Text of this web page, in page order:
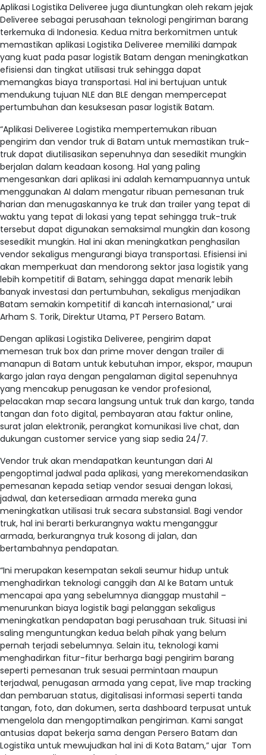
Aplikasi Logistika Deliveree juga diuntungkan oleh rekam jejak
Deliveree sebagai perusahaan teknologi pengiriman barang
terkemuka di Indonesia. Kedua mitra berkomitmen untuk
memastikan aplikasi Logistika Deliveree memiliki dampak
yang kuat pada pasar logistik Batam dengan meningkatkan
efisiensi dan tingkat utilisasi truk sehingga dapat
memangkas biaya transportasi. Hal ini bertujuan untuk
mendukung tujuan NLE dan BLE dengan mempercepat
pertumbuhan dan kesuksesan pasar logistik Batam.
“Aplikasi Deliveree Logistika mempertemukan ribuan
pengirim dan vendor truk di Batam untuk memastikan truk-
truk dapat diutilisasikan sepenuhnya dan sesedikit mungkin
berjalan dalam keadaan kosong. Hal yang paling
mengesankan dari aplikasi ini adalah kemampuannya untuk
menggunakan AI dalam mengatur ribuan pemesanan truk
harian dan menugaskannya ke truk dan trailer yang tepat di
waktu yang tepat di lokasi yang tepat sehingga truk-truk
tersebut dapat digunakan semaksimal mungkin dan kosong
sesedikit mungkin. Hal ini akan meningkatkan penghasilan
vendor sekaligus mengurangi biaya transportasi. Efisiensi ini
akan memperkuat dan mendorong sektor jasa logistik yang
lebih kompetitif di Batam, sehingga dapat menarik lebih
banyak investasi dan pertumbuhan, sekaligus menjadikan
Batam semakin kompetitif di kancah internasional,” urai
Arham S. Torik, Direktur Utama, PT Persero Batam.
Dengan aplikasi Logistika Deliveree, pengirim dapat
memesan truk box dan prime mover dengan trailer di
manapun di Batam untuk kebutuhan impor, ekspor, maupun
kargo jalan raya dengan pengalaman digital sepenuhnya
yang mencakup penugasan ke vendor profesional,
pelacakan map secara langsung untuk truk dan kargo, tanda
tangan dan foto digital, pembayaran atau faktur online,
surat jalan elektronik, perangkat komunikasi live chat, dan
dukungan customer service yang siap sedia 24/7.
Vendor truk akan mendapatkan keuntungan dari AI
pengoptimal jadwal pada aplikasi, yang merekomendasikan
pemesanan kepada setiap vendor sesuai dengan lokasi,
jadwal, dan ketersediaan armada mereka guna
meningkatkan utilisasi truk secara substansial. Bagi vendor
truk, hal ini berarti berkurangnya waktu menganggur
armada, berkurangnya truk kosong di jalan, dan
bertambahnya pendapatan.
“Ini merupakan kesempatan sekali seumur hidup untuk
menghadirkan teknologi canggih dan AI ke Batam untuk
mencapai apa yang sebelumnya dianggap mustahil –
menurunkan biaya logistik bagi pelanggan sekaligus
meningkatkan pendapatan bagi perusahaan truk. Situasi ini
saling menguntungkan kedua belah pihak yang belum
pernah terjadi sebelumnya. Selain itu, teknologi kami
menghadirkan fitur-fitur berharga bagi pengirim barang
seperti pemesanan truk sesuai permintaan maupun
terjadwal, penugasan armada yang cepat, live map tracking
dan pembaruan status, digitalisasi informasi seperti tanda
tangan, foto, dan dokumen, serta dashboard terpusat untuk
mengelola dan mengoptimalkan pengiriman. Kami sangat
antusias dapat bekerja sama dengan Persero Batam dan
Logistika untuk mewujudkan hal ini di Kota Batam,” ujar Tom